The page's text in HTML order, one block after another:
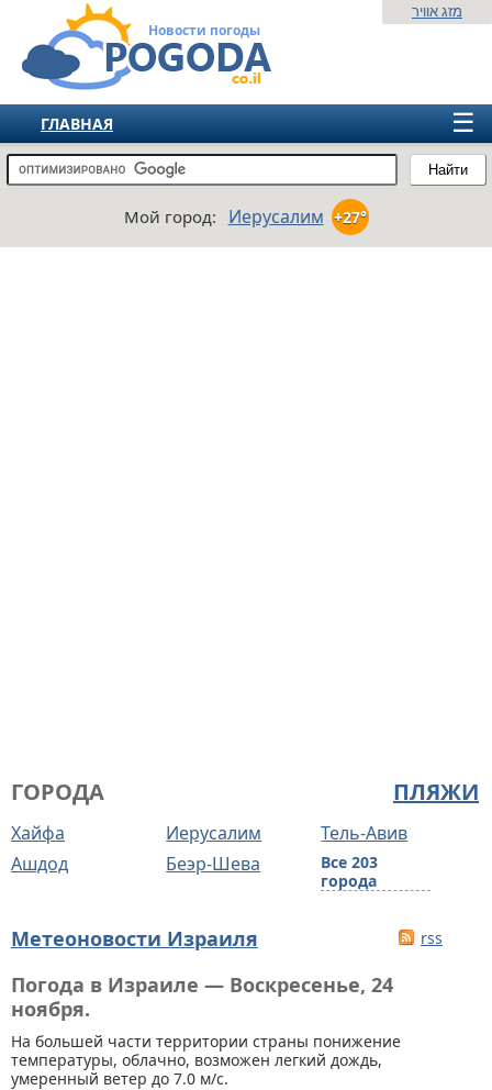
Новости погоды
Найти
מזג אוויר
☰
ГЛАВНАЯ
ИЗРАИЛЬ
ЕВРОПА
Мой город: Иерусалим +27°
ПЛЯЖИ
ГОРОДА
Хайфа Иерусалим
Тель-Авив
Ашдод
Беэр-Шева
Все 203
города
Метеоновости Израиля rss
Погода в Израиле — Воскресенье, 24
ноября.
На большей части территории страны понижение
температуры, облачно, возможен легкий дождь,
умеренный ветер до 7.0 м/с.